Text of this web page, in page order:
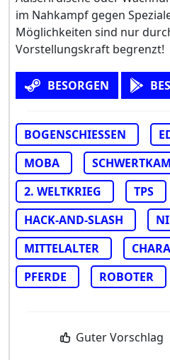
im Nahkampf gegen
Möglichkeiten sind nur
Vorstellungskraft begrenzt!
BESORGEN
BOGENSCHIESSEN
MOBA
2. WELTKRIEG
TPS
HACK-AND-SLASH
MITTELALTER
PFERDE
ROBOTER
Guter Vorschlag